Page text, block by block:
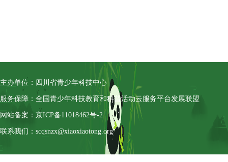
主办单位：四川省青少年科技中心
服务保障：全国青少年科技教育和科普活动云服务平台发展联盟
网站备案：京ICP备11018462号-2
联系我们：scqsnzx@xiaoxiaotong.org